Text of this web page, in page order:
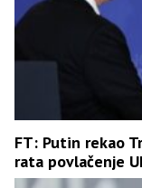
FT: Putin rekao
rata povlačenje